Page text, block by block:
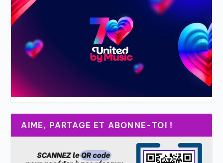
AIME, PARTAGE ET ABONNE-TOI !